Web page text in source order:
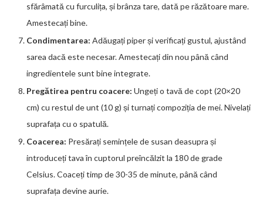
sfărâmată cu furculița, și brânza tare, dată pe răzătoare mare.
Amestecați bine.
Condimentarea: Adăugați piper și verificați gustul, ajustând
sarea dacă este necesar. Amestecați din nou până când
ingredientele sunt bine integrate.
Pregătirea pentru coacere: Ungeți o tavă de copt (20×20
cm) cu restul de unt (10 g) și turnați compoziția de mei. Nivelați
suprafața cu o spatulă.
Coacerea: Presărați semințele de susan deasupra și
introduceți tava în cuptorul preîncălzit la 180 de grade
Celsius. Coaceți timp de 30-35 de minute, până când
suprafața devine aurie.